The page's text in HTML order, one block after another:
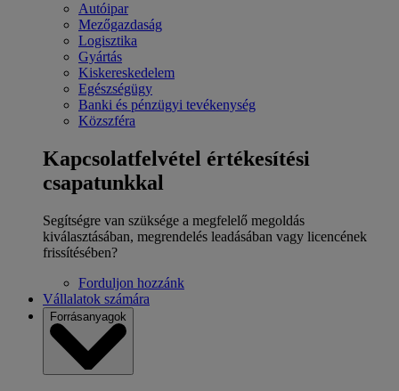
Autóipar
Mezőgazdaság
Logisztika
Gyártás
Kiskereskedelem
Egészségügy
Banki és pénzügyi tevékenység
Közszféra
Kapcsolatfelvétel értékesítési
csapatunkkal
Segítségre van szüksége a megfelelő megoldás
kiválasztásában, megrendelés leadásában vagy licencének
frissítésében?
Forduljon hozzánk
Vállalatok számára
Forrásanyagok